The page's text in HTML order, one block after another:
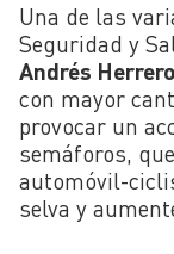
Una de las
Seguridad y
Andrés
con mayor
provocar un
semáforos,
automóvil-
selva y